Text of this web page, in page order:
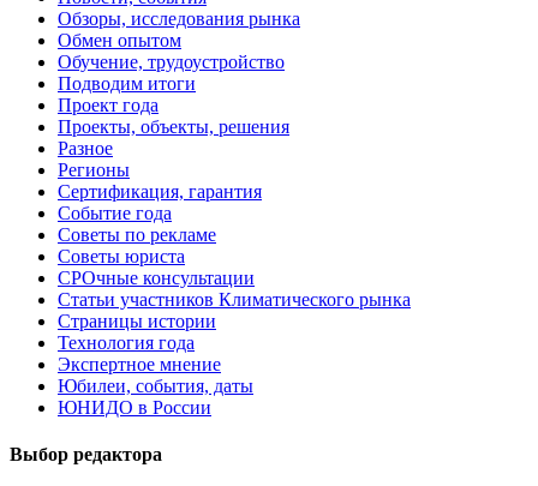
Обзоры, исследования рынка
Обмен опытом
Обучение, трудоустройство
Подводим итоги
Проект года
Проекты, объекты, решения
Разное
Регионы
Сертификация, гарантия
Событие года
Советы по рекламе
Советы юриста
СРОчные консультации
Статьи участников Климатического рынка
Страницы истории
Технология года
Экспертное мнение
Юбилеи, события, даты
ЮНИДО в России
Выбор редактора